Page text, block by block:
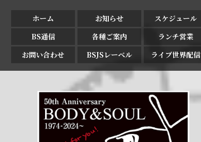
ホーム お知らせ スケジュール
BS通信
各種ご案内 ランチ営業
お問い合わせ
BSJSレーベル ライブ世界配信